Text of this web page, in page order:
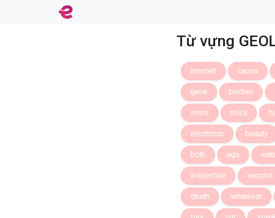
Từ vựng
internet cause
gene brother
since miss
electronic beauty
both ago
inspection second
death whatever